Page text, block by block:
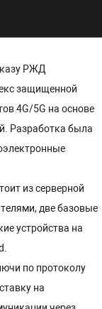
РЖД
защищенной
4G/5G на основе
Разработка была
из серверной
две базовые
устройства на
по протоколу
на